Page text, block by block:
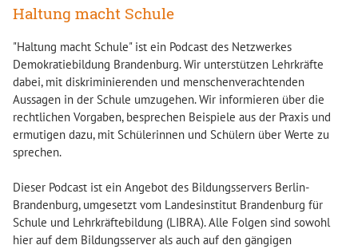
Haltung macht Schule
"Haltung macht Schule" ist ein Podcast des Netzwerkes
Demokratiebildung Brandenburg. Wir unterstützen Lehrkräfte
dabei, mit diskriminierenden und menschenverachtenden
Aussagen in der Schule umzugehen. Wir informieren über die
rechtlichen Vorgaben, besprechen Beispiele aus der Praxis und
ermutigen dazu, mit Schülerinnen und Schülern über Werte zu
sprechen.
Dieser Podcast ist ein Angebot des Bildungsservers Berlin-
Brandenburg, umgesetzt vom Landesinstitut Brandenburg für
Schule und Lehrkräftebildung (LIBRA). Alle Folgen sind sowohl
hier auf dem Bildungsserver als auch auf den gängigen